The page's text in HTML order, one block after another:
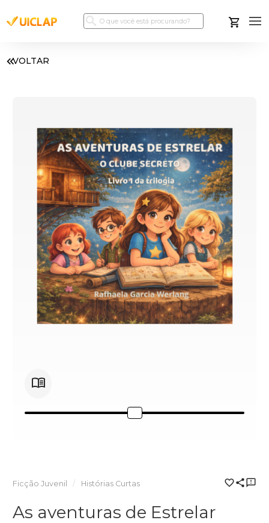
VOLTAR
Ficção Juvenil Histórias Curtas
As aventuras de Estrelar